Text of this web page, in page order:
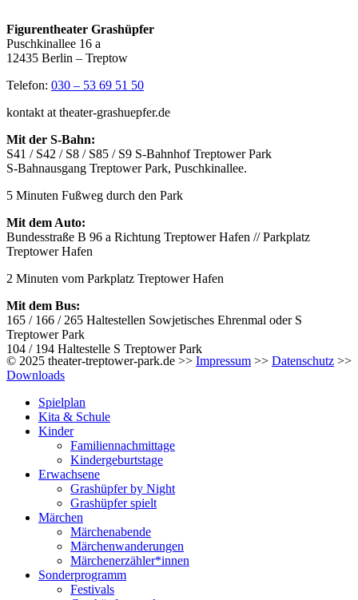
Figurentheater Grashüpfer
Puschkinallee 16 a
12435 Berlin – Treptow
Telefon: 030 – 53 69 51 50
kontakt at theater-grashuepfer.de
Mit der S-Bahn:
S41 / S42 / S8 / S85 / S9 S-Bahnhof Treptower Park
S-Bahnausgang Treptower Park, Puschkinallee.
5 Minuten Fußweg durch den Park
Mit dem Auto:
Bundesstraße B 96 a Richtung Treptower Hafen // Parkplatz
Treptower Hafen
2 Minuten vom Parkplatz Treptower Hafen
Mit dem Bus:
165 / 166 / 265 Haltestellen Sowjetisches Ehrenmal oder S
Treptower Park
104 / 194 Haltestelle S Treptower Park
© 2025 theater-treptower-park.de >> Impressum >> Datenschutz >>
Downloads
Spielplan
Kita & Schule
Kinder
Familiennachmittage
Kindergeburtstage
Erwachsene
Grashüpfer by Night
Grashüpfer spielt
Märchen
Märchenabende
Märchenwanderungen
Märchenerzähler*innen
Sonderprogramm
Festivals